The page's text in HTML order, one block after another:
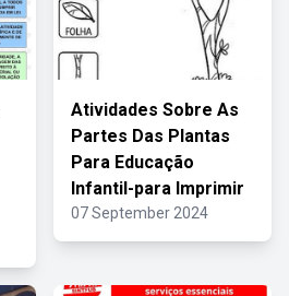
Atividades Sobre As
Partes Das Plantas
Para Educação
Infantil-para Imprimir
07 September 2024